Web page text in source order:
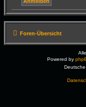
Foren-Übersicht
Powered by